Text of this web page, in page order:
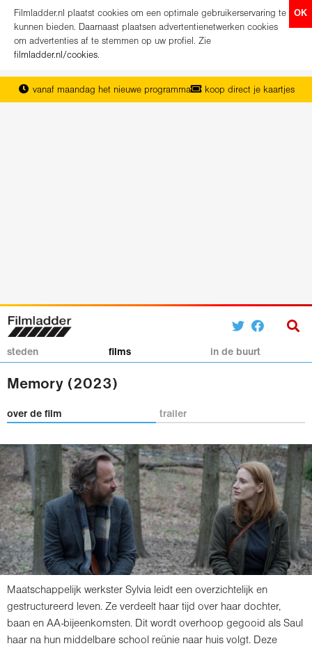
OK
Filmladder.nl plaatst cookies om een optimale gebruikerservaring te
kunnen bieden. Daarnaast plaatsen advertentienetwerken cookies
om advertenties af te stemmen op uw profiel. Zie
filmladder.nl/cookies.
vanaf maandag het nieuwe programma
koop direct je kaartjes
het complete overzicht van Nederland
steden films in de buurt
Memory (2023)
over de film trailer
Maatschappelijk werkster Sylvia leidt een overzichtelijk en
gestructureerd leven. Ze verdeelt haar tijd over haar dochter,
baan en AA-bijeenkomsten. Dit wordt overhoop gegooid als Saul
haar na hun middelbare school reünie naar huis volgt. Deze